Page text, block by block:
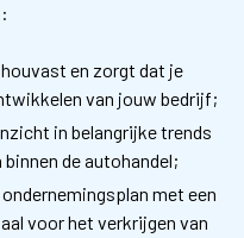
en zorgt dat je
van jouw bedrijf;
in belangrijke trends
de autohandel;
met een
voor het verkrijgen van